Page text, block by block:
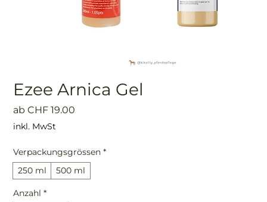
Ezee Arnica Gel
abCHF 19.00
inkl. MwSt
Verpackungsgrössen *
250 ml
500 ml
Anzahl *